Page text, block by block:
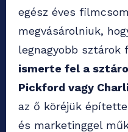
egész éves
megvásárolniuk,
legnagyobb sztárok
ismerte fel a
Pickford vagy
az ő köréjük
és marketinggel